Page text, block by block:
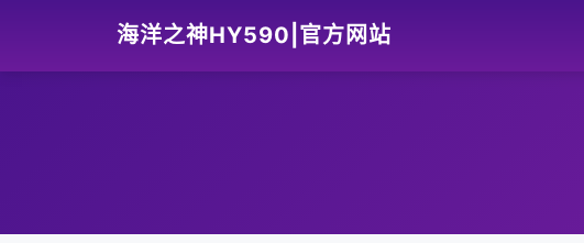
海洋之神HY590|官方网站